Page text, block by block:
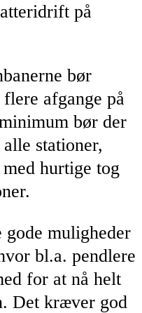
på
bør
afgange på
bør der
stationer,
hurtige tog
muligheder
bl.a. pendlere
for at nå helt
Det kræver god